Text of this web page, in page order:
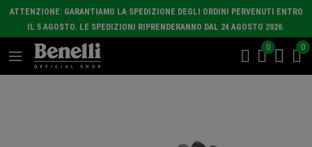
ATTENZIONE: GARANTIAMO LA SPEDIZIONE DEGLI ORDINI PERVENUTI ENTRO
IL 5 AGOSTO. LE SPEDIZIONI RIPRENDERANNO DAL 24 AGOSTO 2026.
0 0